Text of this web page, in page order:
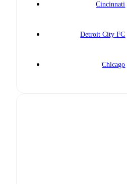
Cincinnati
Detroit City FC
Chicago